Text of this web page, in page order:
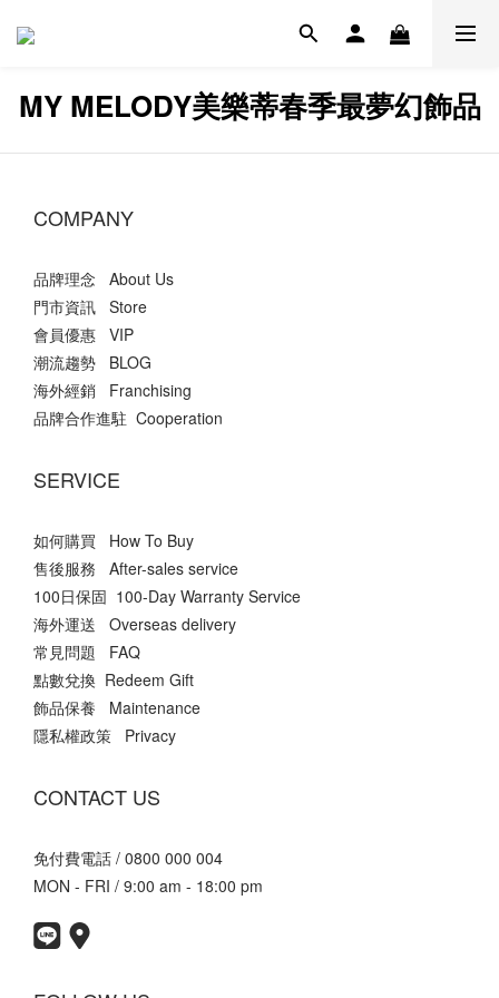
MY MELODY美樂蒂春季最夢幻飾品
COMPANY
品牌理念 About Us
門市資訊 Store
會員優惠 VIP
潮流趨勢 BLOG
海外經銷 Franchising
品牌合作進駐 Cooperation
SERVICE
如何購買 How To Buy
售後服務 After-sales service
100日保固 100-Day Warranty Service
海外運送 Overseas delivery
常見問題 FAQ
點數兌換 Redeem Gift
飾品保養 Maintenance
隱私權政策 Privacy
CONTACT US
免付費電話 / 0800 000 004
MON - FRI / 9:00 am - 18:00 pm